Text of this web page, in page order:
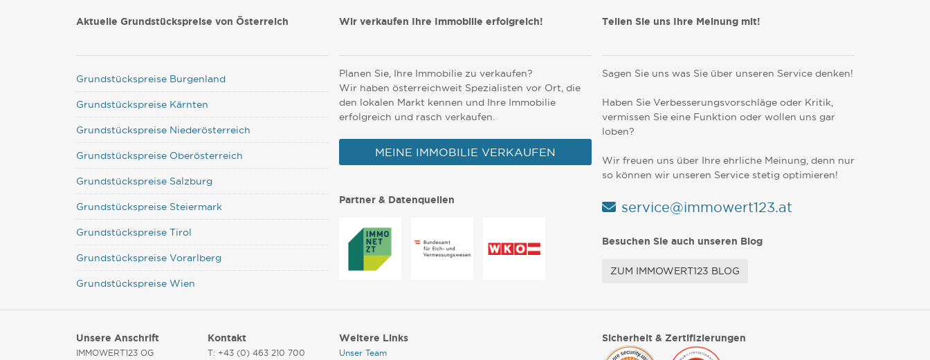
Aktuelle Grundstückspreise von Österreich
Grundstückspreise Burgenland
Grundstückspreise Kärnten
Grundstückspreise Niederösterreich
Grundstückspreise Oberösterreich
Grundstückspreise Salzburg
Grundstückspreise Steiermark
Grundstückspreise Tirol
Grundstückspreise Vorarlberg
Grundstückspreise Wien
Wir verkaufen Ihre Immobilie erfolgreich!
Planen Sie, Ihre Immobilie zu verkaufen?
Wir haben österreichweit Spezialisten vor Ort, die
den lokalen Markt kennen und Ihre Immobilie
erfolgreich und rasch verkaufen.
MEINE IMMOBILIE VERKAUFEN
Partner & Datenquellen
Teilen Sie uns Ihre Meinung mit!
Sagen Sie uns was Sie über unseren Service denken!
Haben Sie Verbesserungsvorschläge oder Kritik,
vermissen Sie eine Funktion oder wollen uns gar
loben?
Wir freuen uns über Ihre ehrliche Meinung, denn nur
so können wir unseren Service stetig optimieren!
service@immowert123.at
Besuchen Sie auch unseren Blog
ZUM IMMOWERT123 BLOG
Unsere Anschrift
IMMOWERT123 OG
Kontakt
T: +43 (0) 463 210 700
Weitere Links
Unser Team
Sicherheit & Zertifizierungen